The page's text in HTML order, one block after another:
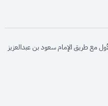
مع طريق الإمام سعود بن عبدالعزيز